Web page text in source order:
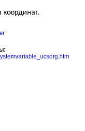
координат.